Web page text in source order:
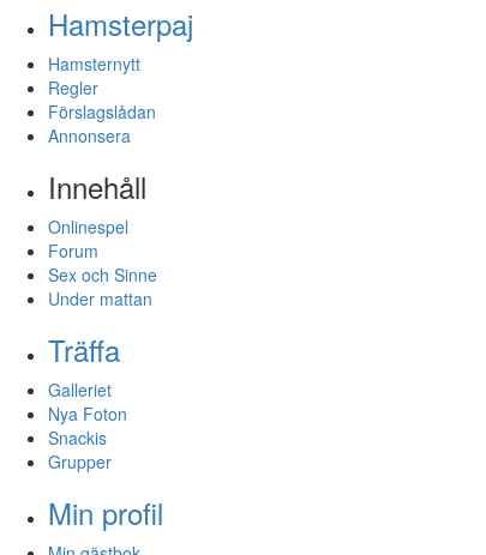
Hamsterpaj
Hamsternytt
Regler
Förslagslådan
Annonsera
Innehåll
Onlinespel
Forum
Sex och Sinne
Under mattan
Träffa
Galleriet
Nya Foton
Snackis
Grupper
Min profil